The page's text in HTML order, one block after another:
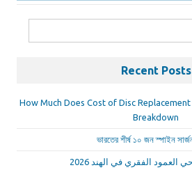
for:
Recent Posts
How Much Does Cost of Disc
Breakdown
ভারতের শীর্ষ ১০ জন স্পাইন